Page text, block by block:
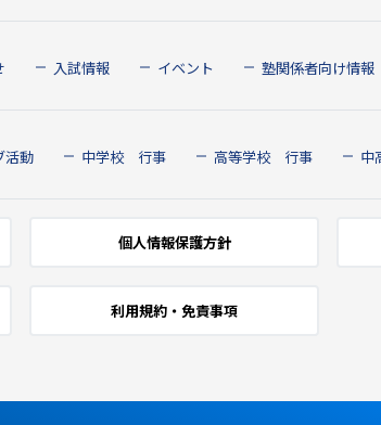
入試情報 イベント 塾関係者向け情報
活動 中学校 行事 高等学校 行事 中
個人情報保護方針
利用規約・免責事項